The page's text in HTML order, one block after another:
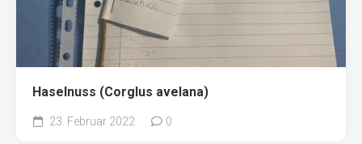
Haselnuss (Corglus avelana)
23. Februar 2022 0